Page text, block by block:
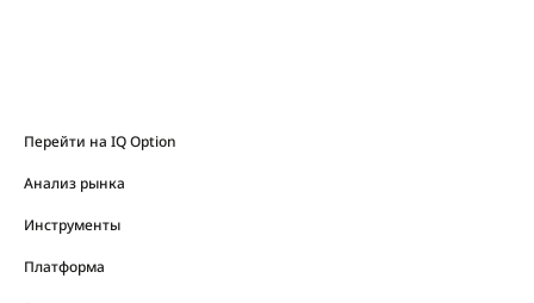
Перейти на IQ Option
Анализ рынка
Инструменты
Платформа